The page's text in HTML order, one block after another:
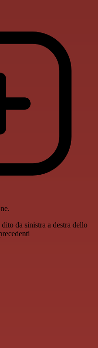
da sinistra a destra dello